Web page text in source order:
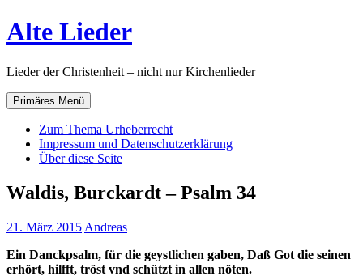
Zum
Inhalt
Alte Lieder
Lieder der Christenheit – nicht nur Kirchenlieder
Primäres Menü
Zum Thema Urheberrecht
Impressum und Datenschutzerklärung
Über diese Seite
Waldis, Burckardt – Psalm 34
21. März 2015 Andreas
Ein Danckpsalm, für die geystlichen gaben, Daß Got die seinen
erhört, hilfft, tröst vnd schützt in allen nöten.